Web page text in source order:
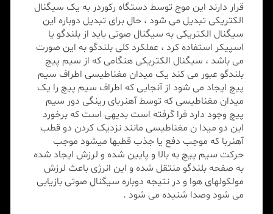
قرار دارند این موج توسط دستگاه رکوردر به یک سیگنال
الکتریکی تبدیل می شود ، حال برای تبدیل دوباره این
سیگنال الکتریکی به سیگنال صوتی باید از بلندگو یا
اسپیکر استفاده کرد ، عملکرد کلی بلندگو به این صورت
می باشد ، سیگنال الکتریکی هنگامی که از سیم پیچ
بلندگو عبور می کند یک میدان مغناطیسی اطراف سیم
پیچ ایجاد می شود از آنجایی که اطراف سیم پیچ را یک
میدان مغناطیسی که توسط آهنربای رینگی دور سیم
پیچ وجود دارد فرا گرفته است بدیهی است که برخورد
این دو میدا ن مغناطیسی مانند نزدیک کردن دو قطب
آهنربا که موجب دفع یا جذب قطبها میشود موجب
حرکت سیم پیچ به بالا و پایین شده و لرزش ایجاد شده
به صفحه بلندگو منتقل شده و این انرژی باعث لرزش
مولکولهای هوا و در نتیجه دوباره سیگنال صوتی بازیابی
می شود وصدا شنیده می شود .